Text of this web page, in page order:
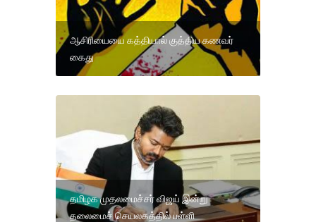
ஆசிரியையை கத்தியால் குத்திய கணவர்
கைது
தமிழக முதலமைச்சர் விஜய் இன்று
தலைமைச் செயலகத்தில் பள்ளி